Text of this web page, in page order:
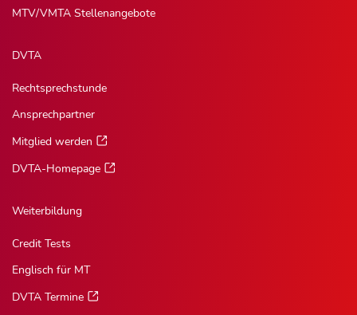
MTV/VMTA Stellenangebote
DVTA
Rechtsprechstunde
Ansprechpartner
Mitglied werden
DVTA-Homepage
Weiterbildung
Credit Tests
Englisch für MT
DVTA Termine